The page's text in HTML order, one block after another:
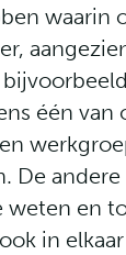
waarin
één van
De
weten en
in